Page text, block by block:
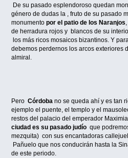
De su pasado esplendoroso quedan
género de dudas la , fruto de su pasado
monumento por el patio de los Naranjos
de herradura rojos y blancos de su
los más ricos mosaicos bizantinos. Y
debemos perdernos los arcos exteriores
almiral.
Pero Córdobano se queda ahí y es tan
ejemplo el puente, el templo y el
restos del palacio del emperador
ciudad es su pasado judíoque
mezquita) con sus encantadoras
Pañuelo que nos conducirán hasta la
de este periodo.